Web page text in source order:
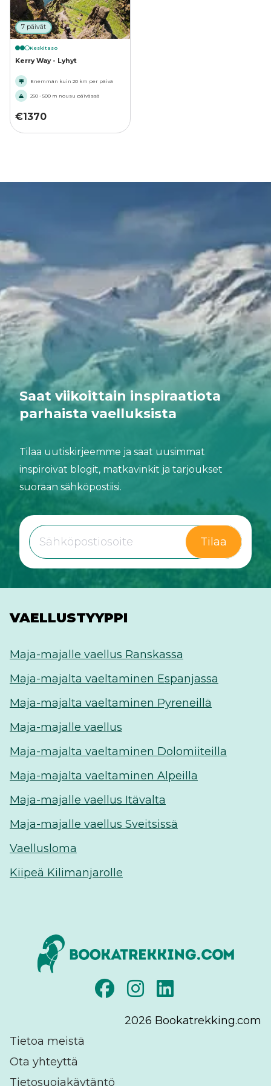
7 päivät
Keskitaso
Kerry Way - Lyhyt
Enemmän kuin 20 km per päivä
250 - 500 m nousu päivässä
€1370
Saat viikoittain inspiraatiota
parhaista vaelluksista
Tilaa uutiskirjeemme ja saat uusimmat
inspiroivat blogit, matkavinkit ja tarjoukset
suoraan sähköpostiisi.
Tilaa
VAELLUSTYYPPI
Maja-majalle vaellus Ranskassa
Maja-majalta vaeltaminen Espanjassa
Maja-majalta vaeltaminen Pyreneillä
Maja-majalle vaellus
Maja-majalta vaeltaminen Dolomiiteilla
Maja-majalta vaeltaminen Alpeilla
Maja-majalle vaellus Itävalta
Maja-majalle vaellus Sveitsissä
Vaellusloma
Kiipeä Kilimanjarolle
2026 Bookatrekking.com
Tietoa meistä
Ota yhteyttä
Tietosuojakäytäntö